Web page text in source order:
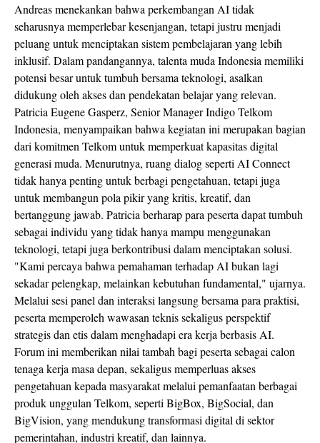
Andreas menekankan bahwa perkembangan AI tidak
seharusnya memperlebar kesenjangan, tetapi justru menjadi
peluang untuk menciptakan sistem pembelajaran yang lebih
inklusif. Dalam pandangannya, talenta muda Indonesia memiliki
potensi besar untuk tumbuh bersama teknologi, asalkan
didukung oleh akses dan pendekatan belajar yang relevan.
Patricia Eugene Gasperz, Senior Manager Indigo Telkom
Indonesia, menyampaikan bahwa kegiatan ini merupakan bagian
dari komitmen Telkom untuk memperkuat kapasitas digital
generasi muda. Menurutnya, ruang dialog seperti AI Connect
tidak hanya penting untuk berbagi pengetahuan, tetapi juga
untuk membangun pola pikir yang kritis, kreatif, dan
bertanggung jawab. Patricia berharap para peserta dapat tumbuh
sebagai individu yang tidak hanya mampu menggunakan
teknologi, tetapi juga berkontribusi dalam menciptakan solusi.
"Kami percaya bahwa pemahaman terhadap AI bukan lagi
sekadar pelengkap, melainkan kebutuhan fundamental," ujarnya.
Melalui sesi panel dan interaksi langsung bersama para praktisi,
peserta memperoleh wawasan teknis sekaligus perspektif
strategis dan etis dalam menghadapi era kerja berbasis AI.
Forum ini memberikan nilai tambah bagi peserta sebagai calon
tenaga kerja masa depan, sekaligus memperluas akses
pengetahuan kepada masyarakat melalui pemanfaatan berbagai
produk unggulan Telkom, seperti BigBox, BigSocial, dan
BigVision, yang mendukung transformasi digital di sektor
pemerintahan, industri kreatif, dan lainnya.